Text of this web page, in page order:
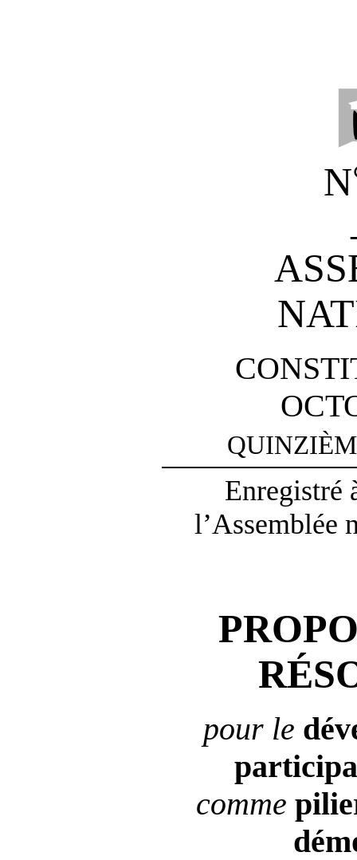
N
Enregistré
l’Assemblée
pour le
comme